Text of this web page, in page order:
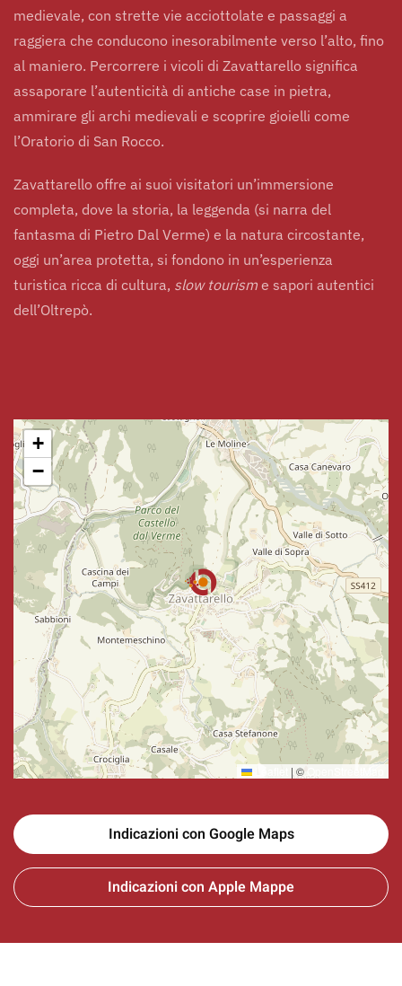
medievale, con strette vie acciottolate e passaggi a
raggiera che conducono inesorabilmente verso l’alto, fino
al maniero. Percorrere i vicoli di Zavattarello significa
assaporare l’autenticità di antiche case in pietra,
ammirare gli archi medievali e scoprire gioielli come
l’Oratorio di San Rocco.
Zavattarello offre ai suoi visitatori un’immersione
completa, dove la storia, la leggenda (si narra del
fantasma di Pietro Dal Verme) e la natura circostante,
oggi un’area protetta, si fondono in un’esperienza
turistica ricca di cultura, slow tourism e sapori autentici
dell’Oltrepò.
+
−
| ©
Indicazioni con Google Maps
Indicazioni con Apple Mappe